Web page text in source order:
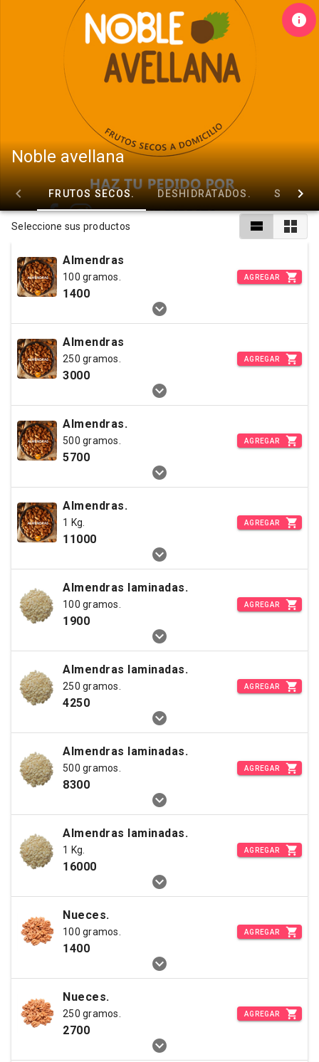
Noble avellana
FRUTOS SECOS. DESHIDRATADOS.
Seleccione sus productos
Almendras
100 gramos.
1400
AGREGAR
Almendras
250 gramos.
3000
AGREGAR
Almendras.
500 gramos.
5700
AGREGAR
Almendras.
1 Kg.
11000
AGREGAR
Almendras laminadas.
100 gramos.
1900
AGREGAR
Almendras laminadas.
250 gramos.
4250
AGREGAR
Almendras laminadas.
500 gramos.
8300
AGREGAR
Almendras laminadas.
1 Kg.
16000
AGREGAR
Nueces.
100 gramos.
1400
AGREGAR
Nueces.
250 gramos.
2700
AGREGAR